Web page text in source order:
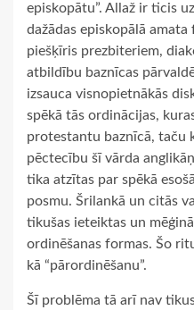
episkopātu”. Allaž ir ticis
dažādas episkopālā
piešķīris prezbiteriem,
atbildību baznīcas
izsauca visnopietnākās
spēkā tās ordinācijas,
protestantu baznīcā, taču
pēctecību šī vārda
tika atzītas par spēkā
posmu. Šrilankā un citās
tikušas ieteiktas un
ordinēšanas formas. Šo
kā “pārordinēšanu”.
Šī problēma tā arī nav